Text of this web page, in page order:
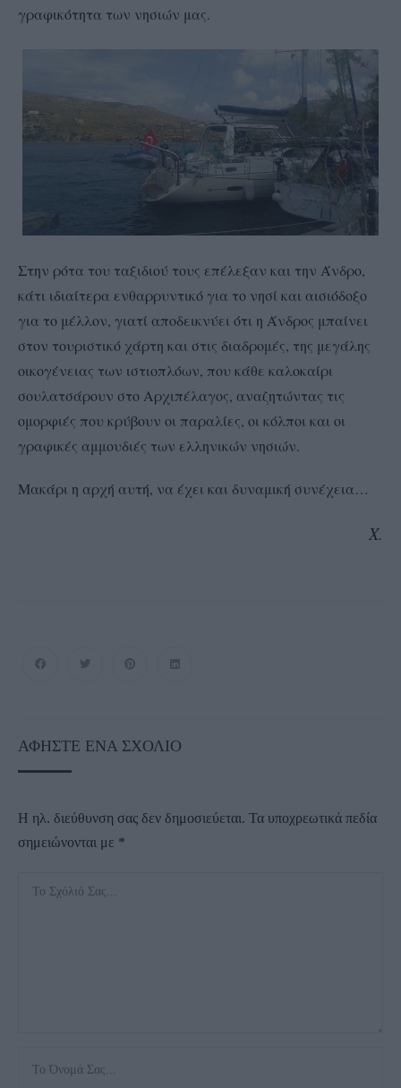
γραφικότητα των νησιών μας.
Στην ρότα του ταξιδιού τους επέλεξαν και την Άνδρο,
κάτι ιδιαίτερα ενθαρρυντικό για το νησί και αισιόδοξο
για το μέλλον, γιατί αποδεικνύει ότι η Άνδρος μπαίνει
στον τουριστικό χάρτη και στις διαδρομές, της μεγάλης
οικογένειας των ιστιοπλόων, που κάθε καλοκαίρι
σουλατσάρουν στο Αρχιπέλαγος, αναζητώντας τις
ομορφιές που κρύβουν οι παραλίες, οι κόλποι και οι
γραφικές αμμουδιές των ελληνικών νησιών.
Μακάρι η αρχή αυτή, να έχει και δυναμική συνέχεια…
Χ.
ΑΦΉΣΤΕ ΈΝΑ ΣΧΌΛΙΟ
Η ηλ. διεύθυνση σας δεν δημοσιεύεται. Τα υποχρεωτικά πεδία
σημειώνονται με *